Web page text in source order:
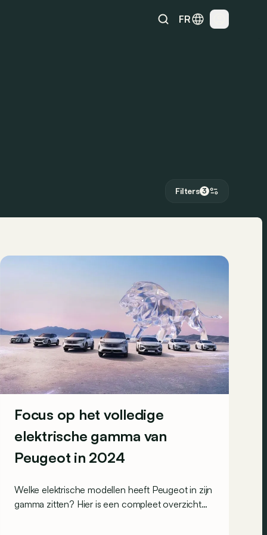
FR
Filters 3
Focus op het volledige
elektrische gamma van
Peugeot in 2024
Welke elektrische modellen heeft Peugeot in zijn
gamma zitten? Hier is een compleet overzicht